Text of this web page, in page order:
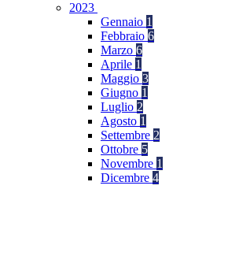
2023
Gennaio 1
Febbraio 6
Marzo 6
Aprile 1
Maggio 3
Giugno 1
Luglio 2
Agosto 1
Settembre 2
Ottobre 5
Novembre 1
Dicembre 4